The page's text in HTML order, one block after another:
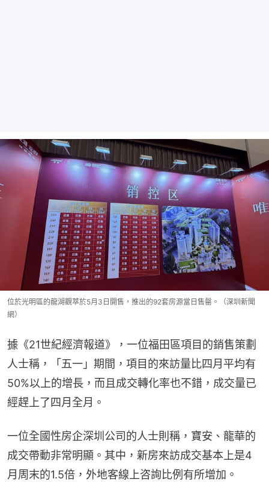
位於光明區的龍湖觀萃於5月3日開售，推出的92套房源當日售罄。（深圳新聞
網）
據《21世紀經濟報道》，一位福田區項目的銷售策劃
人士稱，「五一」期間，項目的來訪量比四月平均有
50%以上的增長，而且成交轉化率也不錯，成交量已
經趕上了四月全月。
一位全國性房企深圳公司的人士則稱，寶安、龍華的
成交帶動非常明顯。其中，新房來訪成交基本上是4
月周末的1.5倍，外地客線上咨詢比例有所增加。